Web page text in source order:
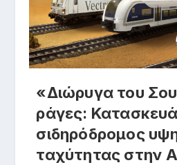
«Διώρυγα του
ράγες:
σιδηρόδρομος
ταχύτητας στην